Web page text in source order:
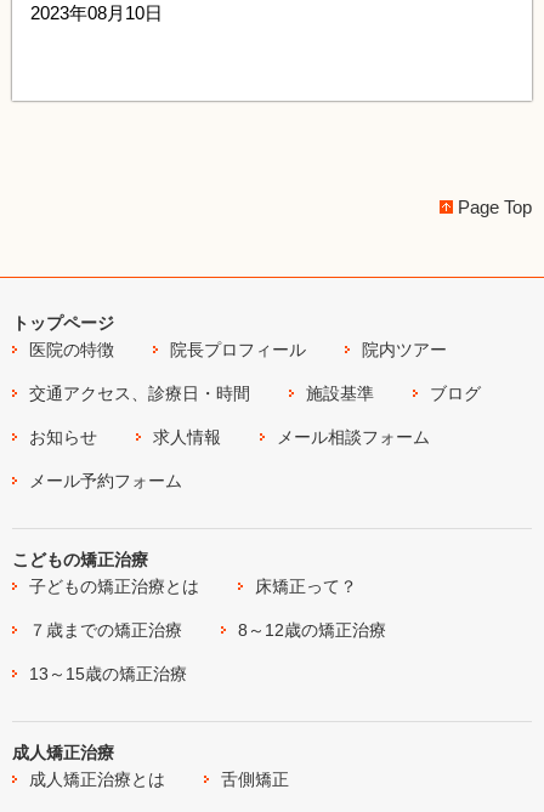
2023年08月10日
Page Top
トップページ
医院の特徴
院長プロフィール 院内ツアー
交通アクセス、診療日・時間 施設基準 ブログ
お知らせ 求人情報 メール相談フォーム
メール予約フォーム
こどもの矯正治療
子どもの矯正治療とは
床矯正って？
７歳までの矯正治療 8～12歳の矯正治療
13～15歳の矯正治療
成人矯正治療
成人矯正治療とは
舌側矯正